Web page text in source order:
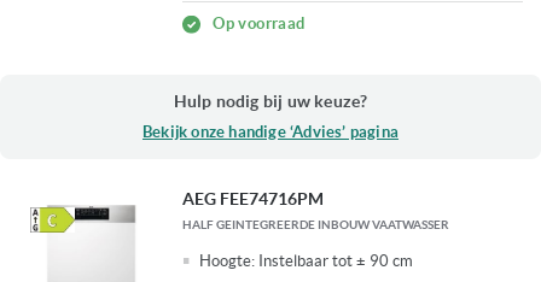
Op voorraad
Hulp nodig bij uw keuze?
Bekijk onze handige ‘Advies’ pagina
AEG FEE74716PM
HALF GEINTEGREERDE INBOUW VAATWASSER
Hoogte: Instelbaar tot ± 90 cm